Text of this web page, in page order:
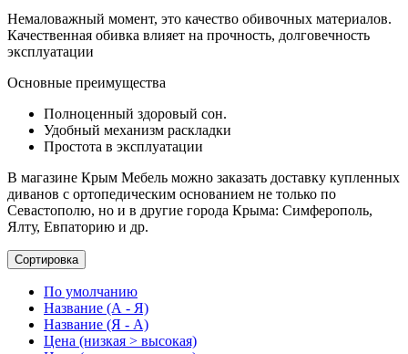
Немаловажный момент, это качество обивочных материалов.
Качественная обивка влияет на прочность, долговечность
эксплуатации
Основные преимущества
Полноценный здоровый сон.
Удобный механизм раскладки
Простота в эксплуатации
В магазине Крым Мебель можно заказать доставку купленных
диванов с ортопедическим основанием не только по
Севастополю, но и в другие города Крыма: Симферополь,
Ялту, Евпаторию и др.
Сортировка
По умолчанию
Название (А - Я)
Название (Я - А)
Цена (низкая > высокая)